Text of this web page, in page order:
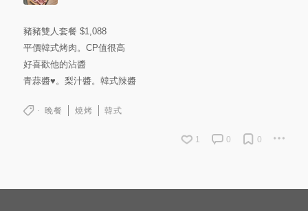
豬豬雙人套餐 $1,088
平價韓式烤肉。CP值很高
好喜歡他的沾醬
青蒜醬♥。梨汁醬。韓式辣醬
晚餐 燒烤 韓式
1 0 0